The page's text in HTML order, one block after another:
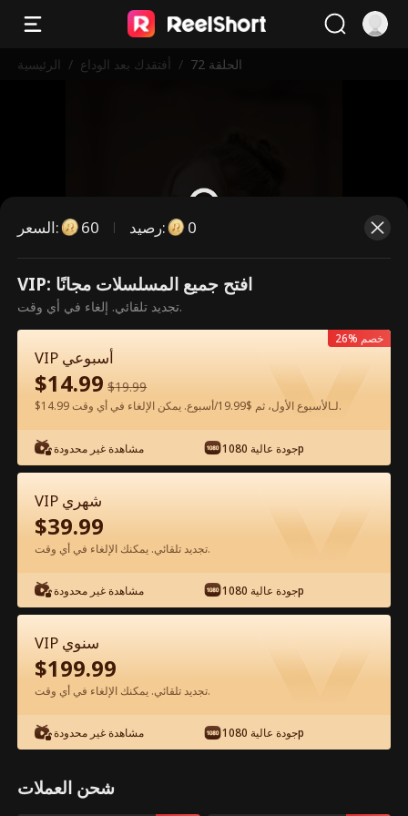
الرئيسية / أفتقدك بعد الوداع / الحلقة 72
هذه حلقة مدفوعة. يرجى فتح القفل
فتح القفل الآن
شاهد مجانًا في التطبيق
الحلقة 72 - أفتقدك بعد الوداع الفيلم كامل
0-49 50-75 جميع الحلقات
السعر: 60 رصيد: 0
VIP: افتح جميع المسلسلات مجانًا
تجديد تلقائي. إلغاء في أي وقت.
VIP أسبوعي
$14.99 $19.99
$14.99 لـالأسبوع الأول، ثم $19.99/أسبوع. يمكن الإلغاء في أي وقت.
مشاهدة غير محدودة جودة عالية 1080p
26% خصم
VIP شهري
$39.99
تجديد تلقائي. يمكنك الإلغاء في أي وقت.
مشاهدة غير محدودة جودة عالية 1080p
VIP سنوي
$199.99
تجديد تلقائي. يمكنك الإلغاء في أي وقت.
مشاهدة غير محدودة جودة عالية 1080p
شحن العملات